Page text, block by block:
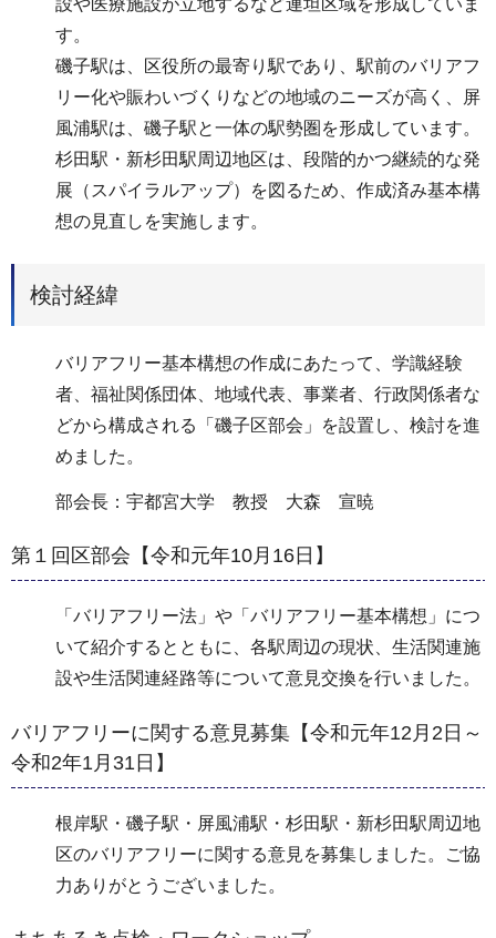
す。
磯子駅は、区役所の最寄り駅であり、駅前のバリアフ
リー化や賑わいづくりなどの地域のニーズが高く、屏
風浦駅は、磯子駅と一体の駅勢圏を形成しています。
杉田駅・新杉田駅周辺地区は、段階的かつ継続的な発
展（スパイラルアップ）を図るため、作成済み基本構
想の見直しを実施します。
検討経緯
バリアフリー基本構想の作成にあたって、学識経験
者、福祉関係団体、地域代表、事業者、行政関係者な
どから構成される「磯子区部会」を設置し、検討を進
めました。
部会長：宇都宮大学 教授 大森 宣暁
第１回区部会【令和元年10月16日】
「バリアフリー法」や「バリアフリー基本構想」につ
いて紹介するとともに、各駅周辺の現状、生活関連施
設や生活関連経路等について意見交換を行いました。
バリアフリーに関する意見募集【令和元年12月2日～
令和2年1月31日】
根岸駅・磯子駅・屏風浦駅・杉田駅・新杉田駅周辺地
区のバリアフリーに関する意見を募集しました。ご協
力ありがとうございました。